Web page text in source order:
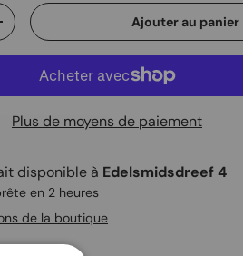
la quantitéAjouter au panier
Plus de moyens de paiement
disponible à Edelsmidsdreef 4
en 2 heures
de la boutique